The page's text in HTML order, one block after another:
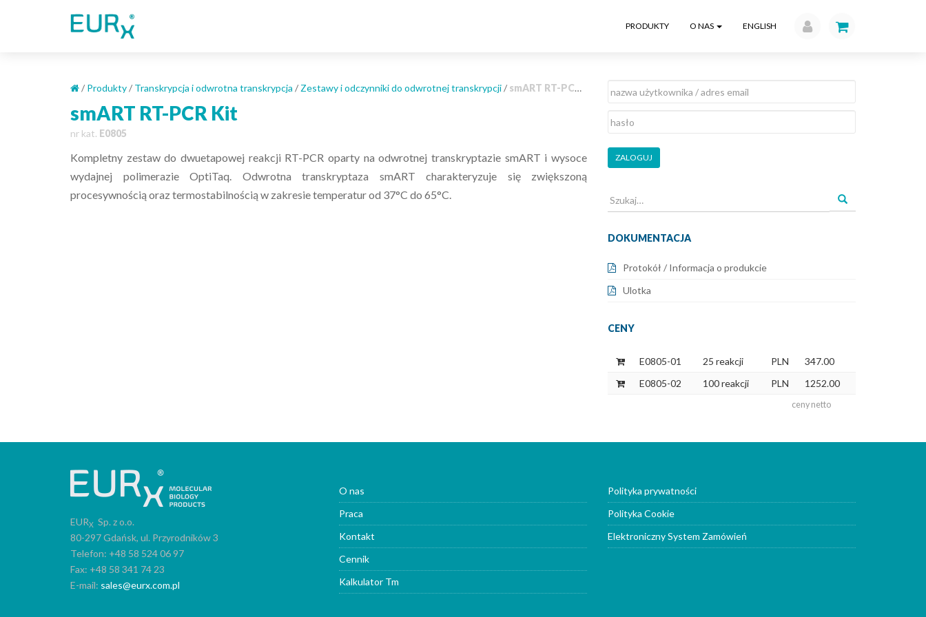
PRODUKTY O NAS ENGLISH
/ Produkty/ Transkrypcja i odwrotna transkrypcja / Zestawy i odczynniki do odwrotnej transkrypcji/ smART RT-PCR Kit
smART RT-PCR Kit
nr kat. E0805
Kompletny zestaw do dwuetapowej reakcji RT-PCR oparty na odwrotnej transkryptazie smART i wysoce
wydajnej polimerazie OptiTaq. Odwrotna transkryptaza smART charakteryzuje się zwiększoną
procesywnością oraz termostabilnością w zakresie temperatur od 37°C do 65°C.
ZALOGUJ
Szukaj
dla:
DOKUMENTACJA
Protokół / Informacja o produkcie
Ulotka
CENY
E0805-01 25 reakcji PLN
347.00
E0805-02
100 reakcji PLN 1252.00
ceny netto
EURX Sp. z o.o.
80-297 Gdańsk, ul. Przyrodników 3
Telefon: +48 58 524 06 97
Fax: +48 58 341 74 23
E-mail: sales@eurx.com.pl
O nas
Praca
Kontakt
Cennik
Kalkulator Tm
Polityka prywatności
Polityka Cookie
Elektroniczny System Zamówień